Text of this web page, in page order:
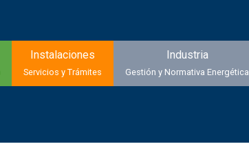
Instalaciones
Servicios y Trámites
Industria
Gestión y Normativa Energética